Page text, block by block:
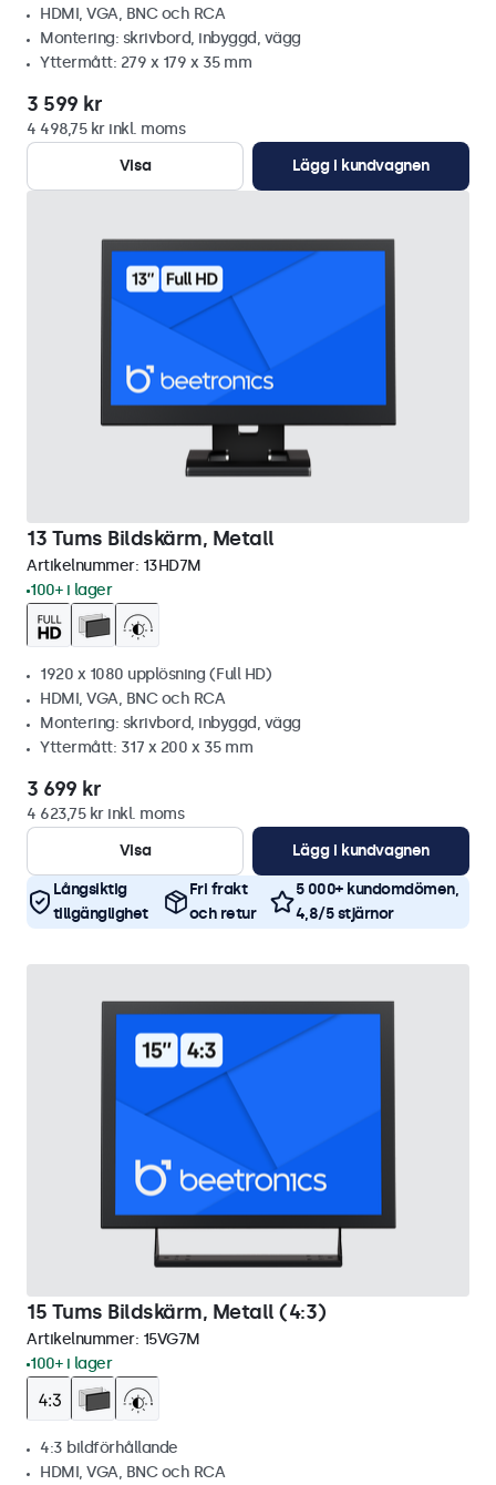
HDMI, VGA, BNC och RCA
Montering: skrivbord, inbyggd, vägg
Yttermått: 279 x 179 x 35 mm
3 599 kr
4 498,75 kr inkl. moms
Visa
Lägg i kundvagnen
13 Tums Bildskärm, Metall
Artikelnummer: 13HD7M
100+ i lager
1920 x 1080 upplösning (Full HD)
HDMI, VGA, BNC och RCA
Montering: skrivbord, inbyggd, vägg
Yttermått: 317 x 200 x 35 mm
3 699 kr
4 623,75 kr inkl. moms
Visa
Lägg i kundvagnen
Långsiktig
tillgänglighet
Fri frakt
och retur
5 000+ kundomdömen,
4,8/5 stjärnor
15 Tums Bildskärm, Metall (4:3)
Artikelnummer: 15VG7M
100+ i lager
4:3 bildförhållande
HDMI, VGA, BNC och RCA